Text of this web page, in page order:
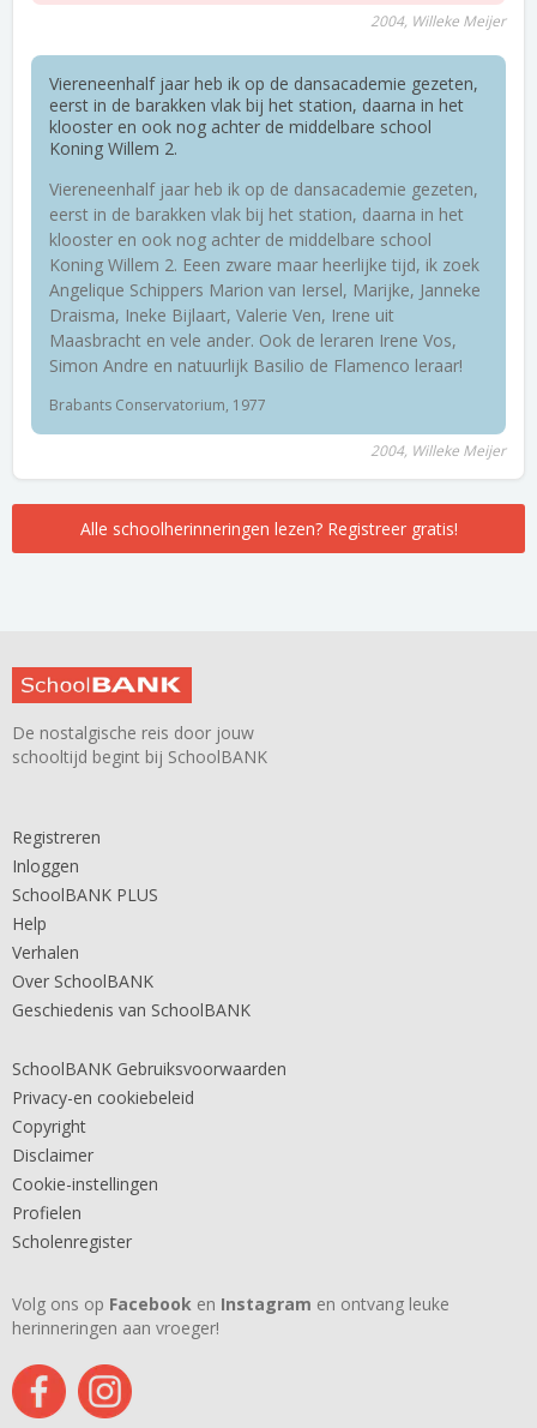
2004, Willeke Meijer
Viereneenhalf jaar heb ik op de dansacademie gezeten,
eerst in de barakken vlak bij het station, daarna in het
klooster en ook nog achter de middelbare school
Koning Willem 2.
Viereneenhalf jaar heb ik op de dansacademie gezeten,
eerst in de barakken vlak bij het station, daarna in het
klooster en ook nog achter de middelbare school
Koning Willem 2. Eeen zware maar heerlijke tijd, ik zoek
Angelique Schippers Marion van Iersel, Marijke, Janneke
Draisma, Ineke Bijlaart, Valerie Ven, Irene uit
Maasbracht en vele ander. Ook de leraren Irene Vos,
Simon Andre en natuurlijk Basilio de Flamenco leraar!
Brabants Conservatorium, 1977
2004, Willeke Meijer
Alle schoolherinneringen lezen? Registreer gratis!
De nostalgische reis door jouw
schooltijd begint bij SchoolBANK
Registreren
Inloggen
SchoolBANK PLUS
Help
Verhalen
Over SchoolBANK
Geschiedenis van SchoolBANK
SchoolBANK Gebruiksvoorwaarden
Privacy-en cookiebeleid
Copyright
Disclaimer
Cookie-instellingen
Profielen
Scholenregister
Volg ons op Facebook en Instagram en ontvang leuke
herinneringen aan vroeger!